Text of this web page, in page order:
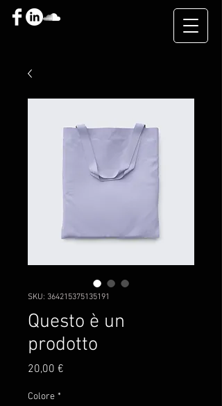
SKU: 364215375135191
Questo è un
prodotto
20,00 €
Colore *